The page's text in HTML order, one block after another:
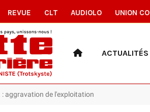
REVUE CLT AUDIOLO UNION
ACTUALITÉS
: aggravation de l'exploitation